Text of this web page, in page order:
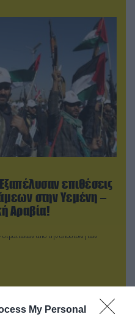
My Personal
επιθέσεις
στην Υεμένη –
Αραβία!